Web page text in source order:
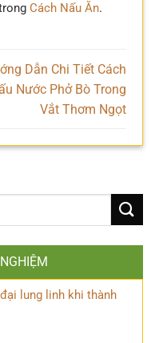
Cách Nấu Ăn.
Dẫn Chi Tiết Cách
Nước Phở Bò Trong
Vắt Thơm Ngọt
lung linh khi thành